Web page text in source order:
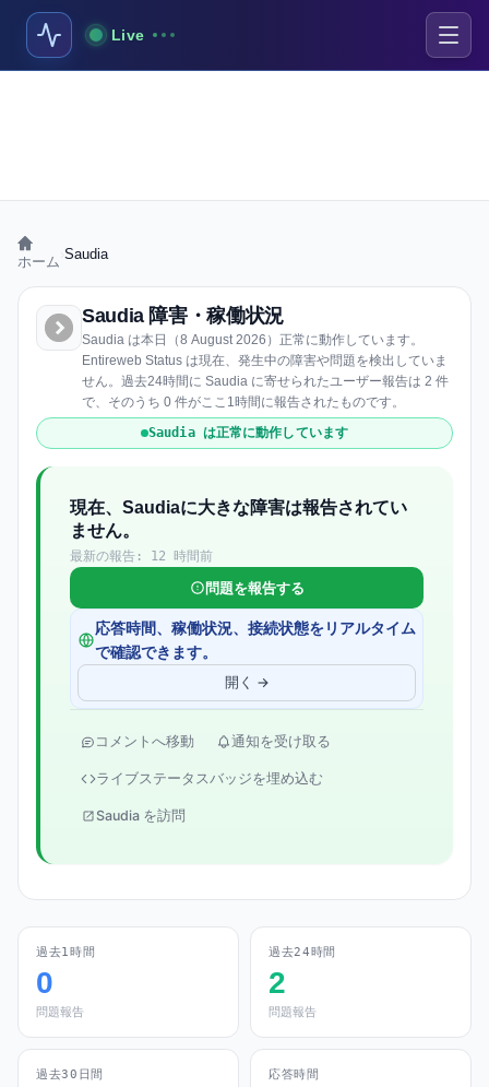
Live
ホーム Saudia
Saudia 障害・稼働状況
Saudia は本日（8 August 2026）正常に動作しています。
Entireweb Status は現在、発生中の障害や問題を検出していま
せん。過去24時間に Saudia に寄せられたユーザー報告は 2 件
で、そのうち 0 件がここ1時間に報告されたものです。
Saudia は正常に動作しています
現在、Saudiaに大きな障害は報告されてい
ません。
最新の報告: 12 時間前
問題を報告する
応答時間、稼働状況、接続状態をリアルタイム
で確認できます。
開く →
コメントへ移動 通知を受け取る
ライブステータスバッジを埋め込む
Saudia を訪問
過去1時間
0
問題報告
過去24時間
2
問題報告
過去30日間 応答時間